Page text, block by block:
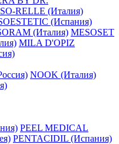
RELLE (Италия)
(Испания)
(Италия) MESOSET
MILA D'OPIZ
NOOK (Италия)
PEEL MEDICAL
PENTACIDIL (Испания)